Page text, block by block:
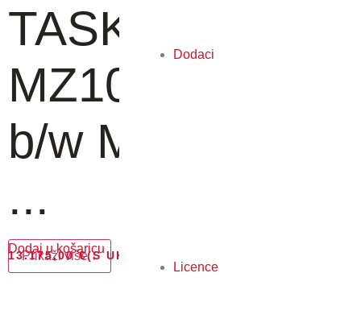
Dodaci
Licence
TASKalfa
MZ10500i - A3
b/w MFP, 105
...
13.175,00€(S UKLJUČENIM PDV-OM)
Dodaj u košaricu
Prikaži više ↓